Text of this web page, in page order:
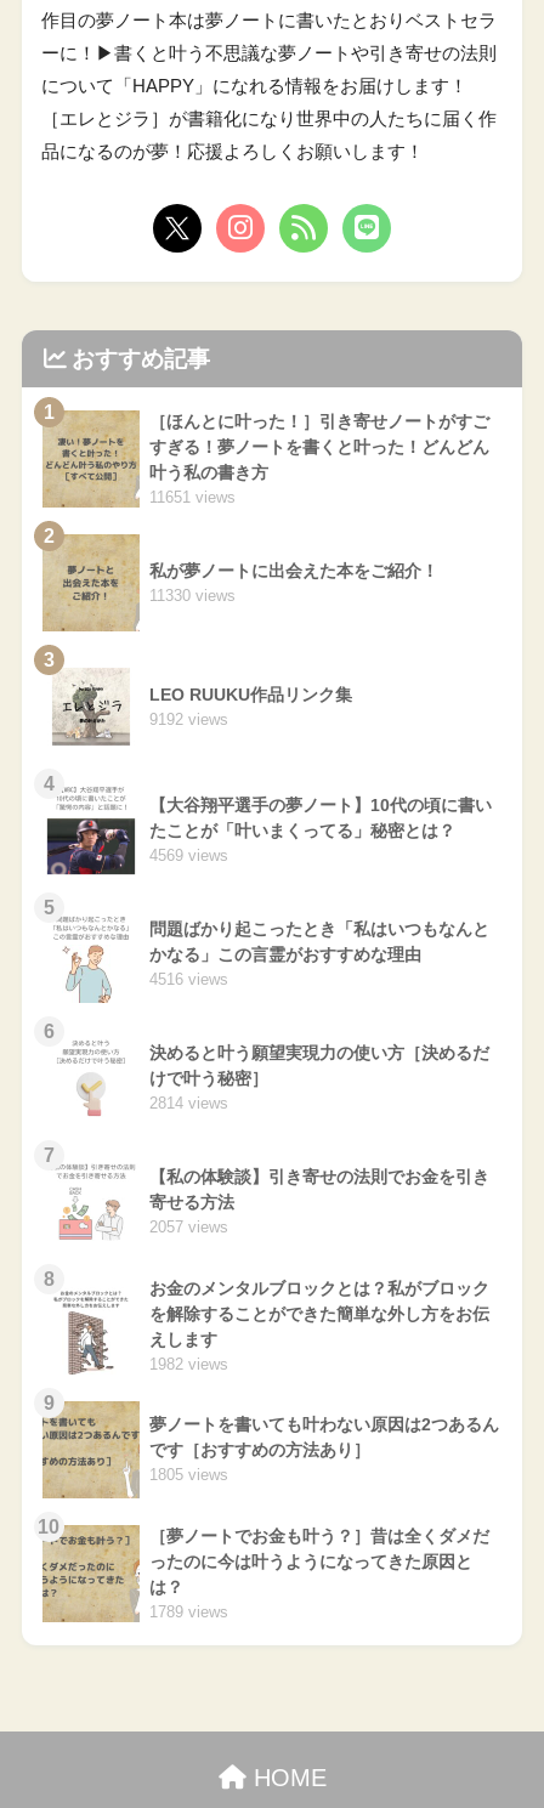
作目の夢ノート本は夢ノートに書いたとおりベストセラ
ーに！▶︎書くと叶う不思議な夢ノートや引き寄せの法則
について「HAPPY」になれる情報をお届けします！
［エレとジラ］が書籍化になり世界中の人たちに届く作
品になるのが夢！応援よろしくお願いします！
おすすめ記事
1
［ほんとに叶った！］引き寄せノートがすご
すぎる！夢ノートを書くと叶った！どんどん
叶う私の書き方
11651 views
2
私が夢ノートに出会えた本をご紹介！
11330 views
3
LEO RUUKU作品リンク集
9192 views
4
【大谷翔平選手の夢ノート】10代の頃に書い
たことが「叶いまくってる」秘密とは？
4569 views
5
問題ばかり起こったとき「私はいつもなんと
かなる」この言霊がおすすめな理由
4516 views
6
決めると叶う願望実現力の使い方［決めるだ
けで叶う秘密］
2814 views
7
【私の体験談】引き寄せの法則でお金を引き
寄せる方法
2057 views
8
お金のメンタルブロックとは？私がブロック
を解除することができた簡単な外し方をお伝
えします
1982 views
9
夢ノートを書いても叶わない原因は2つあるん
です［おすすめの方法あり］
1805 views
10
［夢ノートでお金も叶う？］昔は全くダメだ
ったのに今は叶うようになってきた原因と
は？
1789 views
HOME